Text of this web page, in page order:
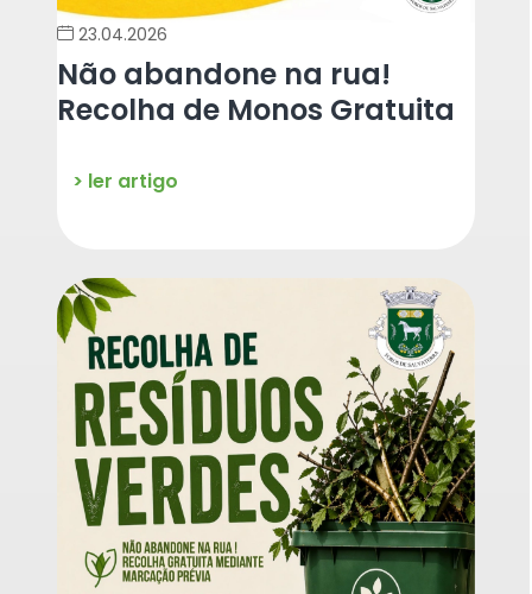
23.04.2026
Não abandone na rua!
Recolha de Monos Gratuita
> ler artigo